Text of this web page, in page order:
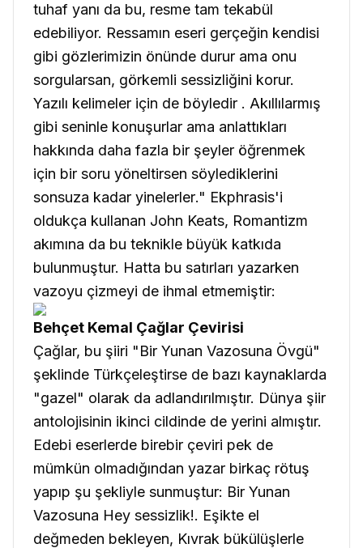
tuhaf yanı da bu, resme tam tekabül
edebiliyor. Ressamın eseri gerçeğin kendisi
gibi gözlerimizin önünde durur ama onu
sorgularsan, görkemli sessizliğini korur.
Yazılı kelimeler için de böyledir . Akıllılarmış
gibi seninle konuşurlar ama anlattıkları
hakkında daha fazla bir şeyler öğrenmek
için bir soru yöneltirsen söylediklerini
sonsuza kadar yinelerler." Ekphrasis'i
oldukça kullanan John Keats, Romantizm
akımına da bu teknikle büyük katkıda
bulunmuştur. Hatta bu satırları yazarken
vazoyu çizmeyi de ihmal etmemiştir:
Behçet Kemal Çağlar Çevirisi
Çağlar, bu şiiri "Bir Yunan Vazosuna Övgü"
şeklinde Türkçeleştirse de bazı kaynaklarda
"gazel" olarak da adlandırılmıştır. Dünya şiir
antolojisinin ikinci cildinde de yerini almıştır.
Edebi eserlerde birebir çeviri pek de
mümkün olmadığından yazar birkaç rötuş
yapıp şu şekliyle sunmuştur: Bir Yunan
Vazosuna Hey sessizlik!. Eşikte el
değmeden bekleyen, Kıvrak bükülüşlerle